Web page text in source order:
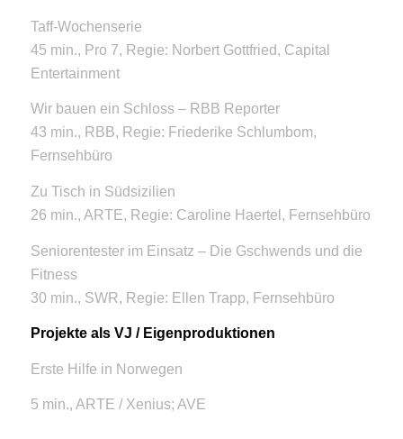
Taff-Wochenserie
45 min., Pro 7, Regie: Norbert Gottfried, Capital
Entertainment
Wir bauen ein Schloss – RBB Reporter
43 min., RBB, Regie: Friederike Schlumbom,
Fernsehbüro
Zu Tisch in Südsizilien
26 min., ARTE, Regie: Caroline Haertel, Fernsehbüro
Seniorentester im Einsatz – Die Gschwends und die
Fitness
30 min., SWR, Regie: Ellen Trapp, Fernsehbüro
Projekte als VJ / Eigenproduktionen
Erste Hilfe in Norwegen
5 min., ARTE / Xenius; AVE